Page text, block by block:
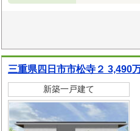
三重県四日市市松寺２ 3,490
新築一戸建て